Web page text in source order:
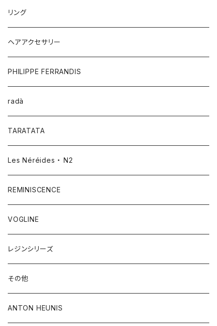
リング
ヘアアクセサリー
PHILIPPE FERRANDIS
radà
TARATATA
Les Néréides ・ N2
REMINISCENCE
VOGLINE
レジンシリーズ
その他
ANTON HEUNIS